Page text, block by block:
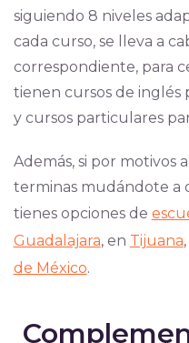
siguiendo 8 niveles
cada curso, se lleva a
correspondiente, para
tienen cursos de inglés
y cursos particulares
Además, si por motivos
terminas mudándote a
tienes opciones de
Guadalajara, en Tijuana,
de México.